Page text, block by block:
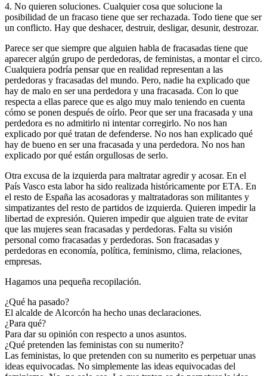
4. No quieren soluciones. Cualquier cosa que solucione la
posibilidad de un fracaso tiene que ser rechazada. Todo tiene que ser
un conflicto. Hay que deshacer, destruir, desligar, desunir, destrozar.
Parece ser que siempre que alguien habla de fracasadas tiene que
aparecer algún grupo de perdedoras, de feministas, a montar el circo.
Cualquiera podría pensar que en realidad representan a las
perdedoras y fracasadas del mundo. Pero, nadie ha explicado que
hay de malo en ser una perdedora y una fracasada. Con lo que
respecta a ellas parece que es algo muy malo teniendo en cuenta
cómo se ponen después de oírlo. Peor que ser una fracasada y una
perdedora es no admitirlo ni intentar corregirlo. No nos han
explicado por qué tratan de defenderse. No nos han explicado qué
hay de bueno en ser una fracasada y una perdedora. No nos han
explicado por qué están orgullosas de serlo.
Otra excusa de la izquierda para maltratar agredir y acosar. En el
País Vasco esta labor ha sido realizada históricamente por ETA. En
el resto de España las acosadoras y maltratadoras son militantes y
simpatizantes del resto de partidos de izquierda. Quieren impedir la
libertad de expresión. Quieren impedir que alguien trate de evitar
que las mujeres sean fracasadas y perdedoras. Falta su visión
personal como fracasadas y perdedoras. Son fracasadas y
perdedoras en economía, política, feminismo, clima, relaciones,
empresas.
Hagamos una pequeña recopilación.
¿Qué ha pasado?
El alcalde de Alcorcón ha hecho unas declaraciones.
¿Para qué?
Para dar su opinión con respecto a unos asuntos.
¿Qué pretenden las feministas con su numerito?
Las feministas, lo que pretenden con su numerito es perpetuar unas
ideas equivocadas. No simplemente las ideas equivocadas del